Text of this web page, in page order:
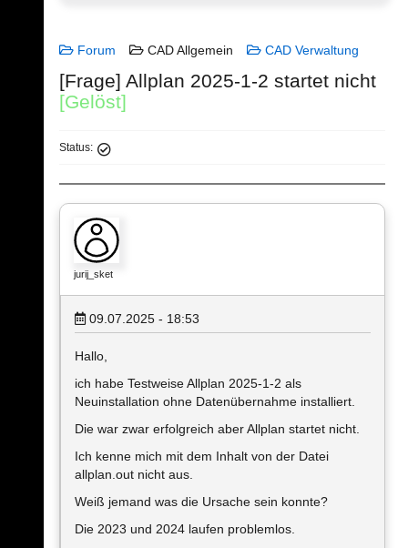
Forum CAD Allgemein CAD Verwaltung
[Frage] Allplan 2025-1-2 startet nicht
[Gelöst]
Status:
jurij_sket
09.07.2025 - 18:53
Hallo,
ich habe Testweise Allplan 2025-1-2 als
Neuinstallation ohne Datenübernahme installiert.
Die war zwar erfolgreich aber Allplan startet nicht.
Ich kenne mich mit dem Inhalt von der Datei
allplan.out nicht aus.
Weiß jemand was die Ursache sein konnte?
Die 2023 und 2024 laufen problemlos.